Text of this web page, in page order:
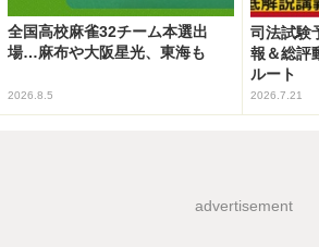
全国高校麻雀32チーム本選出
場…麻布や大阪星光、東海も
2026.8.5
司法試験
報＆総評
ルート
2026.7.21
advertisement